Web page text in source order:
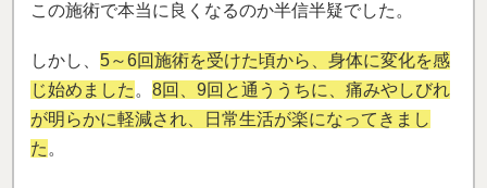
この施術で本当に良くなるのか半信半疑でした。
しかし、 5～6回施術を受けた頃から、身体に変化を感
じ始めました 。 8回、9回と通ううちに、痛みやしびれ
が明らかに軽減され、日常生活が楽になってきまし
た 。